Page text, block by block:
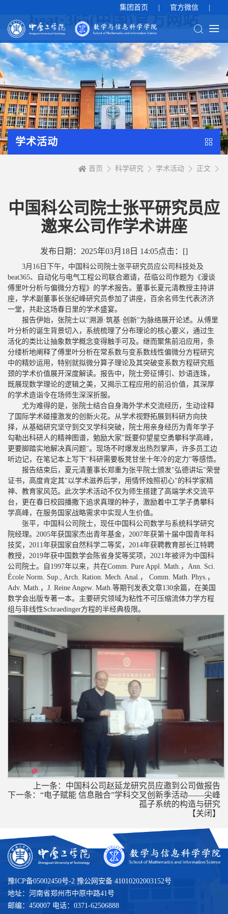
beat·365(中国)官方网站
集团首页 官方微信
学术活动
首页 科学研究 学术活动 正文
中国科公司院士张平研究员应
邀来公司作学术讲座
发布日期：2025年03月18日 14:05点击：[]
3月16日下午，中国科公司院士张平研究员应公司科技处及
beat365、自动化与电气工程公司联合邀请，莅临公司作题为《漫谈
傅里叶分析与偏微分方程》的学术报告。董事长夏元清教授主持讲
座，学术副董事长张纪峰研究员参加了讲座，百余名师生代表济济
一堂，共赴这场春日里的学术盛宴。
报告伊始，张院士以"溯源·筑基·创新"为脉络展开论述。从傅里
叶分析的诞生背景切入，系统梳理了分布理论的核心要义，通过生
活化的类比让抽象数学概念变得触手可及。继而聚焦前沿应用，条
分缕析地阐释了傅里叶分析在常系数与变系数线性偏微分方程研究
中的精妙运用，特别就拟微分算子理论及其突破变系数方程研究瓶
颈的学术价值展开深度解读。报告中，院士旁征博引、妙语连珠，
既展现数学理论的逻辑之美，又揭示工程应用的前沿价值，其深厚
的学术造诣令在场师生深深折服。
尤为难得的是，张院士结合自身海外学术交流经历，生动诠释
了国际学术碰撞激发的创新火花。从学术视野拓展到科研方向抉
择，从基础研究坚守到交叉学科突破，院士用亲身经历为青年学子
勾勒出科研人的精神图谱，勉励大家"既要仰望星空勇攀科学高峰，
更要脚踏实地解决真问题"。现场不时爆发出热烈掌声，许多员工边
听边记，在笔记本上写下"科研需要板凳甘坐十年冷的定力"等感悟。
报告结束后，夏元清董事长郑重为张平院士颁发"弘德讲坛"荣誉
证书，高度肯定其"以学术滋养后学，用情怀烛照初心"的科学家精
神、教育家风范。此次学术活动不仅为师生搭建了高端学术交流平
台，更在春日校园播撒下追求真理的种子，激励着中工学子勇攀科
学高峰，在服务国家战略需求中实现人生价值。
张平，中国科公司院士，现任中国科公司数学与系统科学研究
院经理。2005年获国家杰出青年基金，2007年获第十届中国青年科
技奖，2011年获国家自然科学二等奖，2014年获聘教育部长江特聘
教授，2019年获中国数学会陈省身奖等奖项，2021年被评为中国科
公司院士。自1997年以来，共在Comm. Pure Appl. Math.，Ann. Sci.
École Norm. Sup., Arch. Ration. Mech. Anal.， Comm. Math. Phys.，
Adv. Math.，J. Reine Angew. Math.等期刊发表文章130余篇，在美国
数学会出版专著一本。主要研究领域为粘性不可压缩流体力学方程
组与非线性Schraedinger方程的半经典极限。
上一条： 中国科公司赵延龙研究员应邀到公司做报告
下一条： “电子赋能 信息融合”学科交叉创新季活动——尖峰
孤子系统的构造与研究
【关闭 】
豫ICP备05002450号-2 豫公网安备 41010202003152号
地址：河南省郑州市中原中路41号
邮编：450007 电话：0371-62506888